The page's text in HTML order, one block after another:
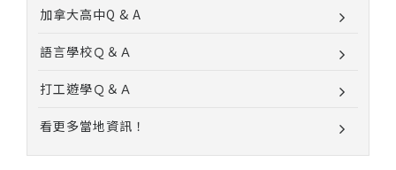
加拿大高中Q & A
語言學校Ｑ＆Ａ
打工遊學Ｑ＆Ａ
看更多當地資訊！